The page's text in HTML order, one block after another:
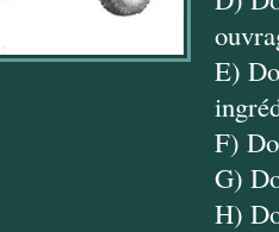
E)
F)
G)
H)